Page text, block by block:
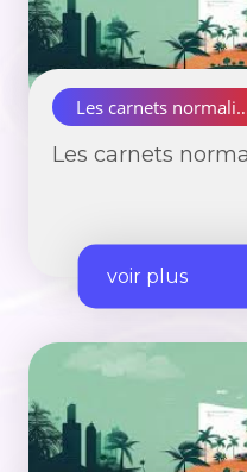
Les carnets
Les carnets
voir plus